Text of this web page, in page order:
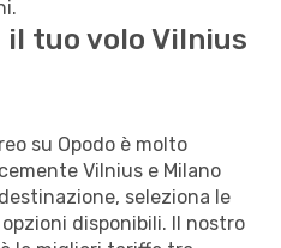
tuo volo Vilnius
su Opodo è molto
Vilnius e Milano
seleziona le
disponibili. Il nostro